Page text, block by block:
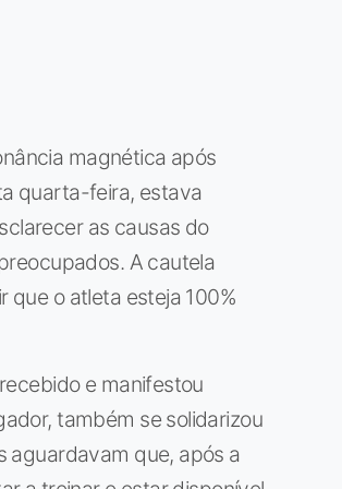
magnética após
quarta-feira, estava
as causas do
A cautela
o atleta esteja 100%
e manifestou
também se solidarizou
aguardavam que, após a